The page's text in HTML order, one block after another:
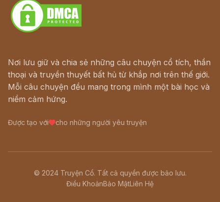
Nơi lưu giữ và chia sẻ những câu chuyện cổ tích, thần
thoại và truyền thuyết bất hủ từ khắp nơi trên thế giới.
Mỗi câu chuyện đều mang trong mình một bài học và
niềm cảm hứng.
Được tạo với cho những người yêu truyện
© 2024 Truyện Cổ. Tất cả quyền được bảo lưu.
Điều KhoảnBảo MậtLiên Hệ